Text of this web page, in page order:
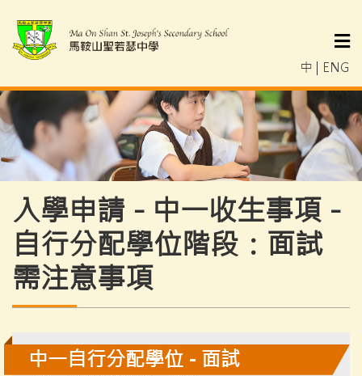
中 ENG
入學申請 - 中一收生事項 -
自行分配學位階段：面試
需注意事項
中一自行分配學位 - 面試